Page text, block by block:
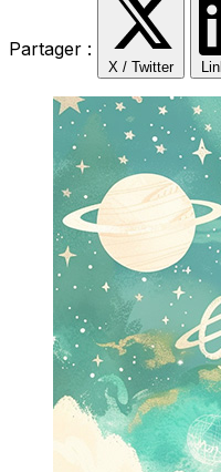
Partager :
X / Twitter